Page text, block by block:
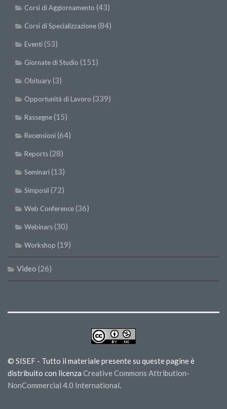
SISEF Notebook (Rassegna Stampa)
SISEF Publishing
Redazione SISEF.ORG
Credits
Corsi di Aggiornamento (43)
Corsi di Specializzazione(84)
Eventi(53)
Giornate di Studio (151)
Obituary(3)
Opportunità di Lavoro (339)
Rassegne(15)
Recensioni(64)
Reports(28)
Seminari(13)
Simposii(72)
Web Conference(36)
Webinars(30)
Workshop (19)
Video (26)
© SISEF - Tutto il materiale presente su queste pagine è
distribuito con licenza Creative Commons Attribution-
NonCommercial 4.0 International.